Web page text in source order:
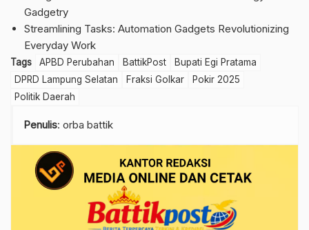
Gadgetry
Streamlining Tasks: Automation Gadgets Revolutionizing
Everyday Work
Tags APBD Perubahan BattikPost
Bupati Egi Pratama
DPRD Lampung Selatan
Fraksi Golkar
Pokir 2025
Politik Daerah
Penulis: orba battik